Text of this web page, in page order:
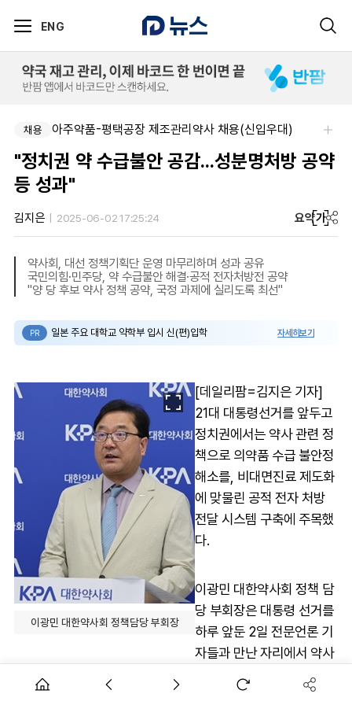
ENG
채용 아주약품-평택공장 제조관리약사 채용(신입우대)
"정치권 약 수급불안 공감...성분명처방 공약
등 성과"
김지은 2025-06-02 17:25:24 요약가
약사회, 대선 정책기획단 운영 마무리하며 성과 공유
국민의힘·민주당, 약 수급불안 해결·공적 전자처방전 공약
"양 당 후보 약사 정책 공약, 국정 과제에 실리도록 최선"
PR 일본 주요 대학교 약학부 입시 신(편)입학 자세히보기
이광민 대한약사회 정책담당 부회장
[데일리팜=김지은 기자]
21대 대통령선거를 앞두고
정치권에서는 약사 관련 정
책으로 의약품 수급 불안정
해소를, 비대면진료 제도화
에 맞물린 공적 전자 처방
전달 시스템 구축에 주목했
다.
이광민 대한약사회 정책 담
당 부회장은 대통령 선거를
하루 앞둔 2일 전문언론 기
자들과 만난 자리에서 약사
회 대선 정책기획단 운영 성과와 이번에 제시된 양당 후보 정책
공약에 대한 추후 약사회 계획 등을 밝혔다.